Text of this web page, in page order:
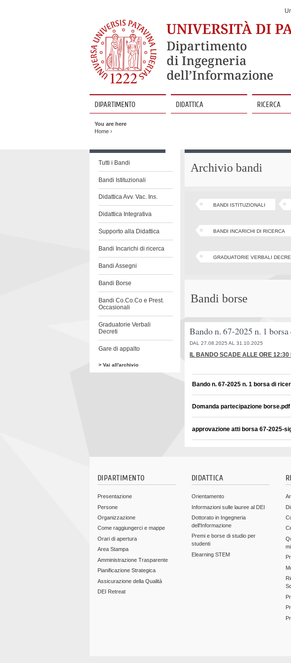
DIPARTIMENTO DIDATTICA RICERCA
You are here
Home ›
Vai
contenuto
Tutti i Bandi
Bandi Istituzionali
Didattica Avv. Vac. Ins.
Didattica Integrativa
Supporto alla Didattica
Bandi Incarichi di ricerca
Bandi Assegni
Bandi Borse
Bandi Co.Co.Co e Prest.
Occasionali
Graduatorie Verbali
Decreti
Gare di appalto
> Vai all'archivio
Archivio bandi
BANDI ISTITUZIONALI
BANDI INCARICHI DI RICERCA
GRADUATORIE VERBALI
Bandi borse
Bando n. 67-2025 n. 1
DAL 27.08.2025 AL 31.10.2025
IL BANDO SCADE ALLE ORE 12:30
Bando n. 67-2025 n. 1 borsa di
Domanda partecipazione borse.pdf
approvazione atti borsa 67-2025-
DIPARTIMENTO
Presentazione
Persone
Organizzazione
Come raggiungerci e mappe
Orari di apertura
Area Stampa
Amministrazione Trasparente
Pianificazione Strategica
Assicurazione della Qualità
DEI Retreat
DIDATTICA
Orientamento
Informazioni sulle lauree al DEI
Dottorato in Ingegneria
dell'Informazione
Premi e borse di studio per
studenti
Elearning STEM